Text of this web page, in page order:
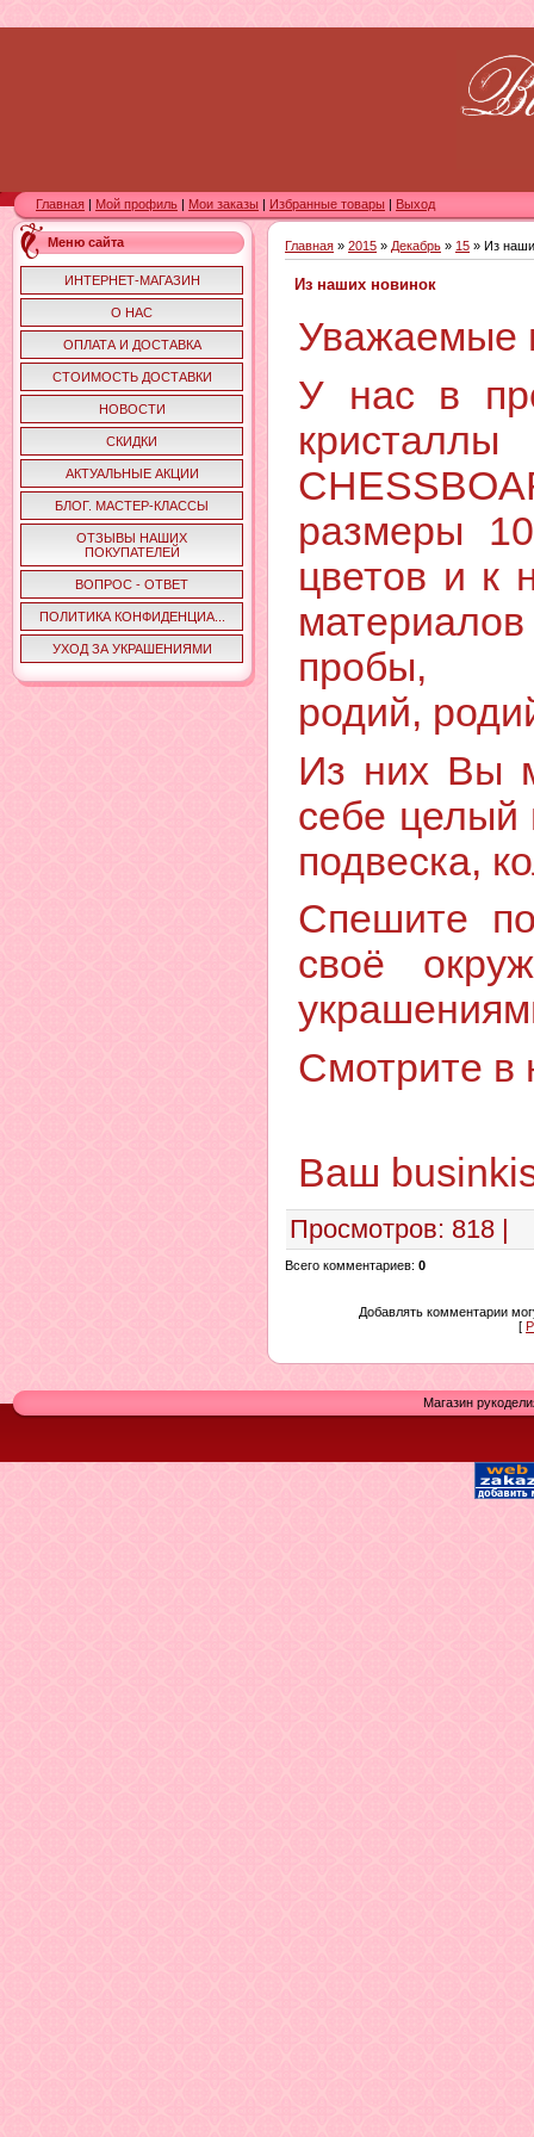
Главная | Мой профиль | Мои заказы | Избранные товары | Выход
Меню сайта
ИНТЕРНЕТ-МАГАЗИН
О НАС
ОПЛАТА И ДОСТАВКА
СТОИМОСТЬ ДОСТАВКИ
НОВОСТИ
СКИДКИ
АКТУАЛЬНЫЕ АКЦИИ
БЛОГ. МАСТЕР-КЛАССЫ
ОТЗЫВЫ НАШИХ
ПОКУПАТЕЛЕЙ
ВОПРОС - ОТВЕТ
ПОЛИТИКА КОНФИДЕНЦИА...
УХОД ЗА УКРАШЕНИЯМИ
Главная » 2015 » Декабрь » 15 » Из
Из наших новинок
Уважаемые
У нас в
размеры
цветов и к
пробы,
родий,
Из них Вы
себе целый
подвеска,
Спешите
своё
Смотрите в
Ваш
Просмотров: 818 |
Всего комментариев: 0
Добавлять комментарии
[
Магазин